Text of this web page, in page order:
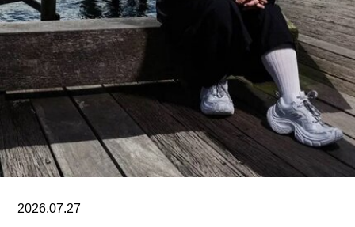
兰首都赫尔辛基，包括文化之家（House of
Culture，1958）活动中心，以及著名的芬兰大厅
（Finlandia Hall，1971），后者兼具会议中心与音
乐厅功能。
另一项重要作品是赛纳察洛市政厅（Säynätsalo
Town Hall），由阿尔瓦·阿尔托与艾丽莎·阿尔托于
1952年共同完成。艾诺于1949年去世后，阿尔瓦
与艾丽莎结婚。两人还共同建造了位于派延奈湖
（Lake
2026.07.27